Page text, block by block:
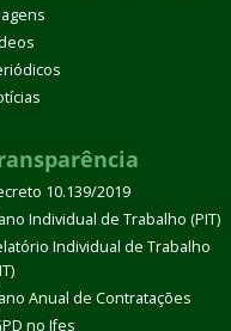
10.139/2019
Individual de Trabalho (PIT)
Individual de Trabalho
Anual de Contratações
no Ifes